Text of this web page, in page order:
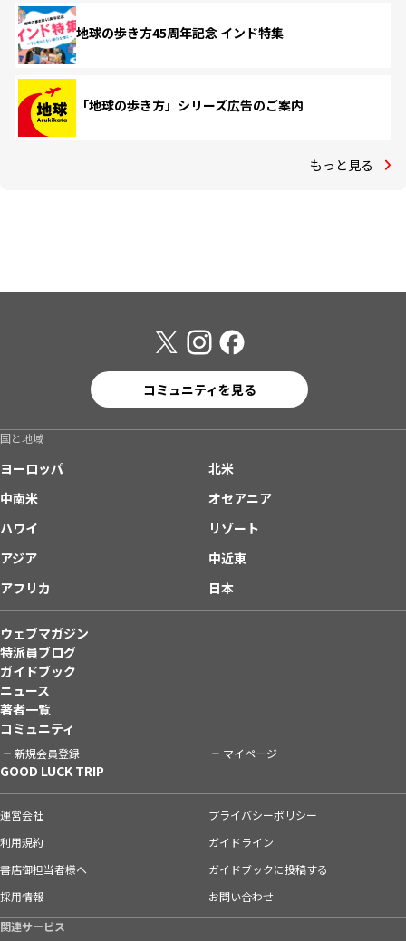
地球の歩き方45周年記念 インド特集
「地球の歩き方」シリーズ広告のご案内
もっと見る
コミュニティを見る
国と地域
ヨーロッパ
北米
中南米
オセアニア
ハワイ
リゾート
アジア
中近東
アフリカ
日本
ウェブマガジン
特派員ブログ
ガイドブック
ニュース
著者一覧
コミュニティ
新規会員登録 マイページ
GOOD LUCK TRIP
運営会社
プライバシーポリシー
利用規約
ガイドライン
書店御担当者様へ
ガイドブックに投稿する
採用情報
お問い合わせ
関連サービス